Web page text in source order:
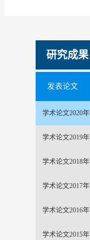
研究成果
发表论文
学术论文2020年
学术论文2019年
学术论文2018年
学术论文2017年
学术论文2016年
学术论文2015年